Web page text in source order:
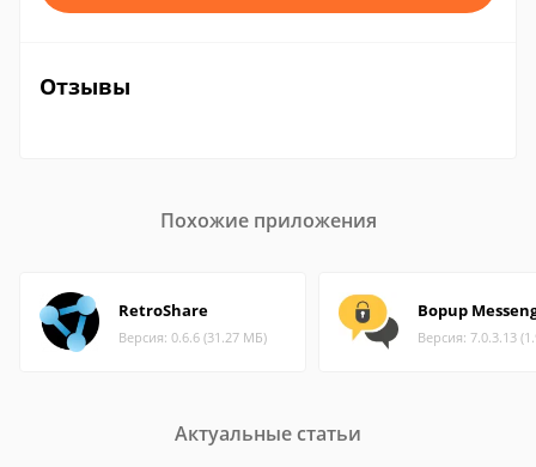
Отзывы
Похожие приложения
RetroShare
Версия: 0.6.6 (31.27 МБ)
Bopup
Версия: 7.0.3.13
Актуальные статьи